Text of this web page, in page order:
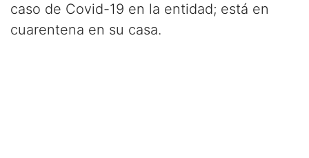
caso de Covid-19 en la entidad; está en
cuarentena en su casa.